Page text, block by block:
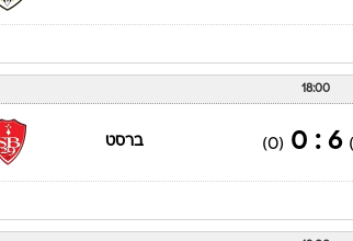
18:00
6 : 0
(0) ברסט